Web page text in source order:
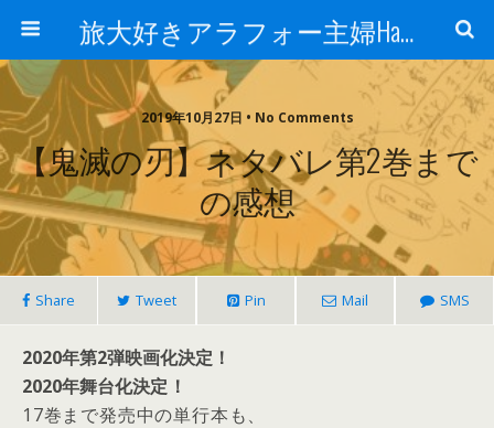
旅大好きアラフォー主婦Happy lifeの道
2019年10月27日 • No Comments
【鬼滅の刃】ネタバレ第2巻まで
の感想
Share Tweet Pin Mail SMS
2020年第2弾映画化決定！
2020年舞台化決定！
17巻まで発売中の単行本も、